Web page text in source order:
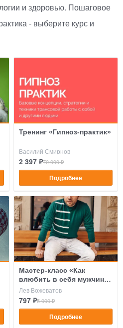
и здоровью. Пошаговое
- выберите курс и
Тренинг «Гипноз-практик»
Василий Смирнов
2 397 ₽70 000 ₽
Подробнее
Мастер-класс «Как
влюбить в себя мужчину
за несколько свиданий?»
Лев Вожеватов
797 ₽5 000 ₽
Подробнее